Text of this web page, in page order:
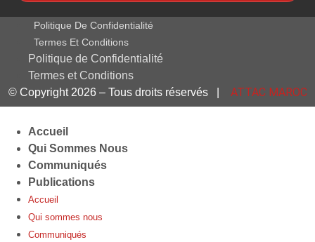
© Copyright 2026 – Tous droits réservés | ATTAC MAROC
Politique De Confidentialité
Termes Et Conditions
Politique de Confidentialité
Termes et Conditions
Accueil
Qui Sommes Nous
Communiqués
Publications
Accueil
Qui sommes nous
Communiqués